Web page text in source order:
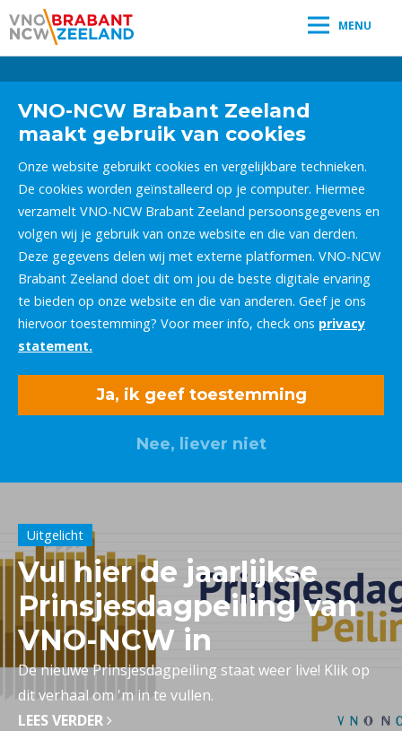
MENU
VNO-NCW Brabant Zeeland
maakt gebruik van cookies
Onze website gebruikt cookies en vergelijkbare technieken.
De cookies worden geïnstalleerd op je computer. Hiermee
verzamelt VNO-NCW Brabant Zeeland persoonsgegevens en
volgen wij je gebruik van onze website en die van derden.
Deze gegevens delen wij met externe platformen. VNO-NCW
Brabant Zeeland doet dit om jou de beste digitale ervaring
te bieden op onze website en die van anderen. Geef je ons
hiervoor toestemming? Voor meer info, check ons privacy
statement.
Ja, ik geef toestemming
Nee, liever niet
Uitgelicht
Vul hier de jaarlijkse
Prinsjesdagpeiling van
VNO-NCW in
De nieuwe Prinsjesdagpeiling staat weer live! Klik op
dit verhaal om 'm in te vullen.
LEES VERDER